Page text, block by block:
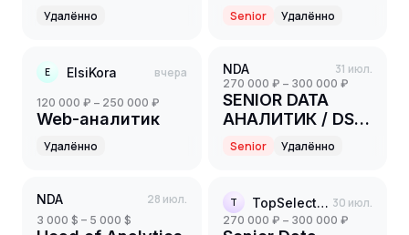
Удалённо Senior Удалённо
E ElsiKora вчера
120 000 ₽ – 250 000 ₽
Web-аналитик
Удалённо
NDA 31 июл.
270 000 ₽ – 300 000 ₽
SENIOR DATA
АНАЛИТИК / DS /
BI (нефтехимия)
Senior Удалённо
NDA 28 июл.
3 000 $ – 5 000 $
T TopSelection 30 июл.
270 000 ₽ – 300 000 ₽